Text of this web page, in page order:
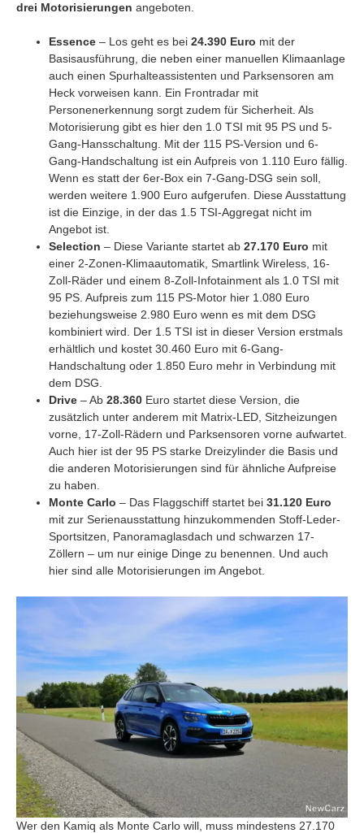
drei Motorisierungen angeboten.
Essence – Los geht es bei 24.390 Euro mit der
Basisausführung, die neben einer manuellen Klimaanlage
auch einen Spurhalteassistenten und Parksensoren am
Heck vorweisen kann. Ein Frontradar mit
Personenerkennung sorgt zudem für Sicherheit. Als
Motorisierung gibt es hier den 1.0 TSI mit 95 PS und 5-
Gang-Hansschaltung. Mit der 115 PS-Version und 6-
Gang-Handschaltung ist ein Aufpreis von 1.110 Euro fällig.
Wenn es statt der 6er-Box ein 7-Gang-DSG sein soll,
werden weitere 1.900 Euro aufgerufen. Diese Ausstattung
ist die Einzige, in der das 1.5 TSI-Aggregat nicht im
Angebot ist.
Selection – Diese Variante startet ab 27.170 Euro mit
einer 2-Zonen-Klimaautomatik, Smartlink Wireless, 16-
Zoll-Räder und einem 8-Zoll-Infotainment als 1.0 TSI mit
95 PS. Aufpreis zum 115 PS-Motor hier 1.080 Euro
beziehungsweise 2.980 Euro wenn es mit dem DSG
kombiniert wird. Der 1.5 TSI ist in dieser Version erstmals
erhältlich und kostet 30.460 Euro mit 6-Gang-
Handschaltung oder 1.850 Euro mehr in Verbindung mit
dem DSG.
Drive – Ab 28.360 Euro startet diese Version, die
zusätzlich unter anderem mit Matrix-LED, Sitzheizungen
vorne, 17-Zoll-Rädern und Parksensoren vorne aufwartet.
Auch hier ist der 95 PS starke Dreizylinder die Basis und
die anderen Motorisierungen sind für ähnliche Aufpreise
zu haben.
Monte Carlo – Das Flaggschiff startet bei 31.120 Euro
mit zur Serienausstattung hinzukommenden Stoff-Leder-
Sportsitzen, Panoramaglasdach und schwarzen 17-
Zöllern – um nur einige Dinge zu benennen. Und auch
hier sind alle Motorisierungen im Angebot.
Wer den Kamiq als Monte Carlo will, muss mindestens 27.170